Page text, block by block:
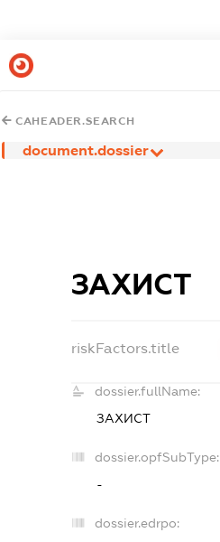
CAHEADER.SEARCH
document.dossier
ЗАХИСТ
riskFactors.title
dossier.fullName:
ЗАХИСТ
dossier.opfSubType:
-
dossier.edrpo: